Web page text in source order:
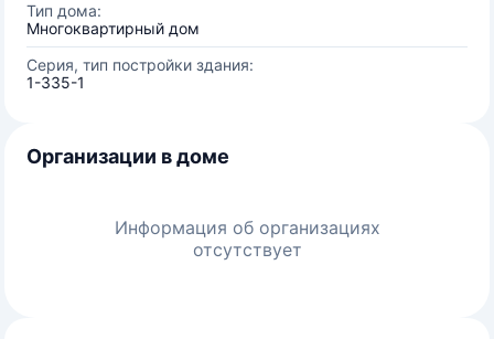
Тип дома:
Многоквартирный дом
Серия, тип постройки здания:
1-335-1
Организации в доме
Информация об организациях
отсутствует